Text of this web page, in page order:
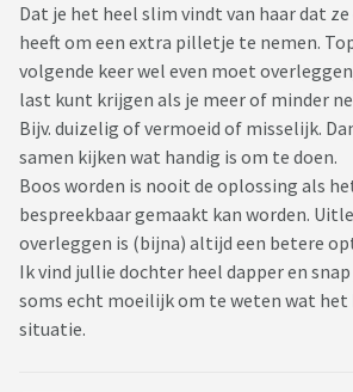
Dat je het heel slim vindt van haar dat
heeft om een extra pilletje te nemen.
volgende keer wel even moet
last kunt krijgen als je meer of minder
Bijv. duizelig of vermoeid of misselijk.
samen kijken wat handig is om te doen.
Boos worden is nooit de oplossing als
bespreekbaar gemaakt kan worden.
overleggen is (bijna) altijd een betere
Ik vind jullie dochter heel dapper en
soms echt moeilijk om te weten wat het
situatie.